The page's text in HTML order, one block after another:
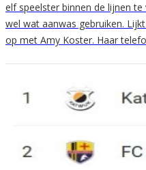
elf speelster binnen de lijnen
wel wat aanwas gebruiken.
op met Amy Koster. Haar